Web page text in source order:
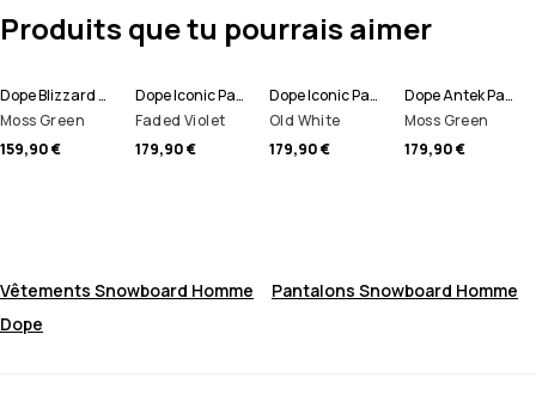
Produits que tu pourrais aimer
Dope Blizzard W 2024 Pantalon de Snowboard Femme
Moss Green
159,90 €
Dope Iconic Pantalon de Snowboard Homme
Faded Violet
179,90 €
Dope Iconic Pantalon de Snowboard Homme
Old White
179,90 €
Dope Antek Pantalon de Snowboard Homme
Moss Green
179,90 €
Vêtements Snowboard Homme
Pantalons Snowboard Homme
Dope